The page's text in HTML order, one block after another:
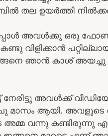
തല ഉയർത്തി
അവൾക്കു ഒരു
വിളിക്കാൻ
ഞാൻ കാശ്
നേരിട്ടു അവൾക്ക്
ആയി. അവളുടെ
വന്നു കണ്ടിരുന്നു